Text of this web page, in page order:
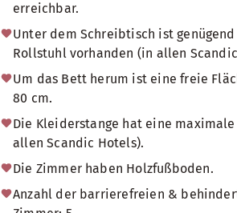
erreichbar.
Unter dem Schreibtisch ist
Rollstuhl vorhanden (in allen
Um das Bett herum ist eine freie
80 cm.
Die Kleiderstange hat eine maximale
allen Scandic Hotels).
Die Zimmer haben Holzfußboden.
Anzahl der barrierefreien &